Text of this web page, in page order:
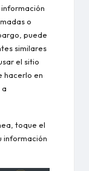
o
puede
similares
el sitio
hacerlo en
a
toque el
información